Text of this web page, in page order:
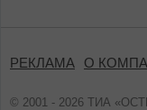
РЕКЛАМА О
© 2001 - 2026 ТИА